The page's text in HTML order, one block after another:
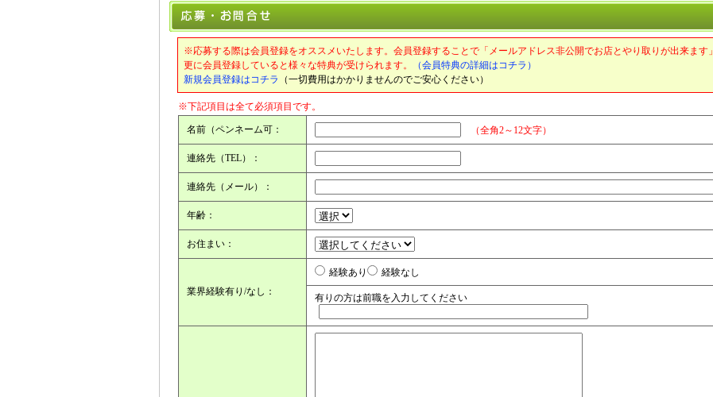
※応募する際は会員登録をオススメいたします。会員登録することで「メールアドレス非公開でお店とやり取りが出来ます」
更に会員登録していると様々な特典が受けられます。
（会員特典の詳細はコチラ）
新規会員登録はコチラ
（一切費用はかかりませんのでご安心ください）
※下記項目は全て必須項目です。
名前（ペンネーム可： （全角2～12文字）
連絡先（TEL）：
連絡先（メール）：
年齢：
お住まい：
業界経験有り/なし：
経験あり 経験なし
有りの方は前職を入力してください